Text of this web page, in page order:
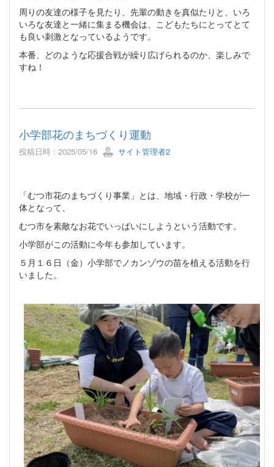
周りの友達の様子を見たり、先輩の動きを真似たりと、いろ
いろな友達と一緒に集まる機会は、こどもたちにとってとて
も良い刺激となっているようです。
本番、どのような応援合戦が繰り広げられるのか、楽しみで
すね！
小学部花のまちづくり運動
投稿日時 : 2025/05/16 サイト管理者2
「むつ市花のまちづくり事業」とは、地域・行政・学校が一
体となって、
むつ市を素敵なお花でいっぱいにしようという活動です。
小学部がこの活動に今年も参加しています。
５月１６日（金）小学部でノカンゾウの苗を植える活動を行
いました。